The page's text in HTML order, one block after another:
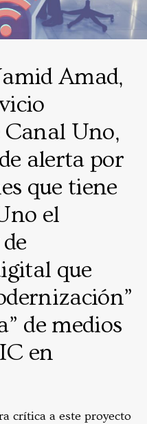
Amad,
Uno,
alerta por
que tiene
el
que
de medios
en
crítica a este proyecto